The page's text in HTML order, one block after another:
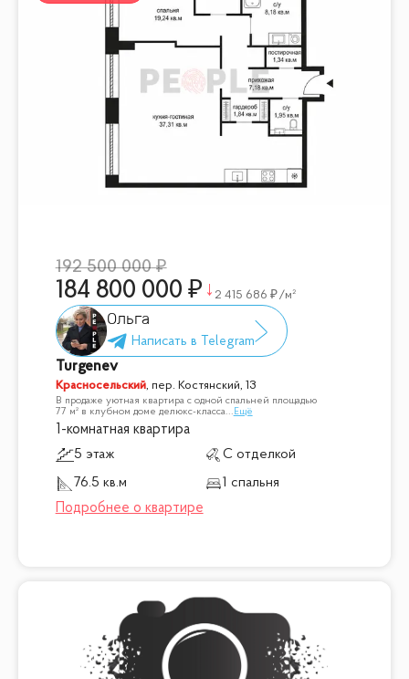
192 500 000
184 800 000 2 415 686 /м²
Ольга
Turgenev
Красносельский, пер. Костянский, 13
В продаже уютная квартира с одной спальней площадью
77 м² в клубном доме делюкс-класса... Ещё
1-комнатная квартира
5 этаж
С отделкой
76.5 кв.м
1 спальня